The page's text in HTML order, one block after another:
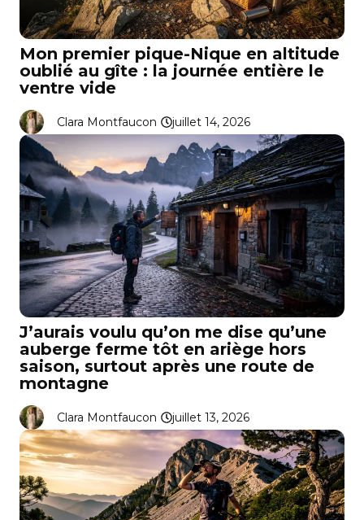
Mon premier pique-Nique en altitude
oublié au gîte : la journée entière le
ventre vide
Clara Montfaucon juillet 14, 2026
J’aurais voulu qu’on me dise qu’une
auberge ferme tôt en ariège hors
saison, surtout après une route de
montagne
Clara Montfaucon juillet 13, 2026